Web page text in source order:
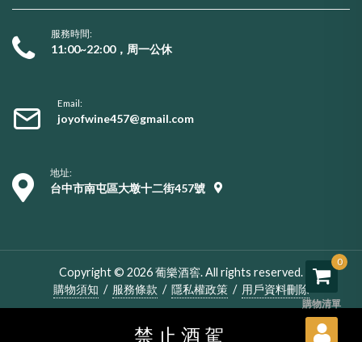
服務時間:
11:00~22:00，周一公休
Email:
joyofwine457@gmail.com
地址:
台中市南屯區大墩十二街457號
禁止酒駕
Copyright © 2026 葡樂酒窖. All rights reserved.
購物須知 / 服務條款 / 隱私權政策 / 用戶資料刪除
0
購物清單